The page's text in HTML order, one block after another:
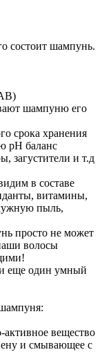
состоит шампунь.
шампуню его
срока хранения
pH баланс
загустители и т.д
в составе
витамины,
пыль,
просто не может
волосы
еще один умный
вещество
и смывающее с